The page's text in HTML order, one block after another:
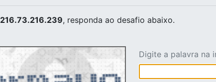
216.73.216.239, responda ao desafio abaixo.
Digite a palavra na